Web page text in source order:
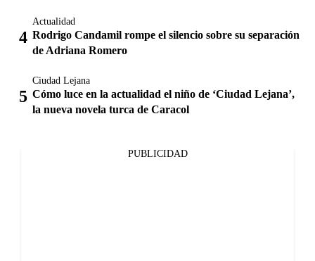
Actualidad
Rodrigo Candamil rompe el silencio sobre su separación
de Adriana Romero
Ciudad Lejana
Cómo luce en la actualidad el niño de ‘Ciudad Lejana’,
la nueva novela turca de Caracol
PUBLICIDAD